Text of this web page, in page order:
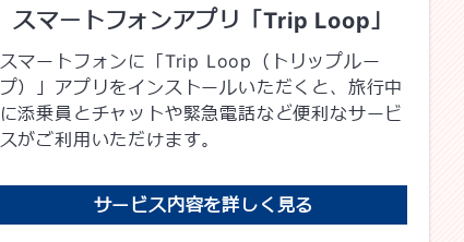
スマートフォンアプリ「Trip Loop」
スマートフォンに「Trip Loop（トリップルー
プ）」アプリをインストールいただくと、旅行中
に添乗員とチャットや緊急電話など便利なサービ
スがご利用いただけます。
サービス内容を詳しく見る